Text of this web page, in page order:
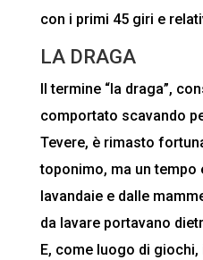
con i primi 45 giri e
LA DRAGA
Il termine “la draga”,
comportato scavando
Tevere, è rimasto
toponimo, ma un
lavandaie e dalle
da lavare portavano
E, come luogo di giochi,